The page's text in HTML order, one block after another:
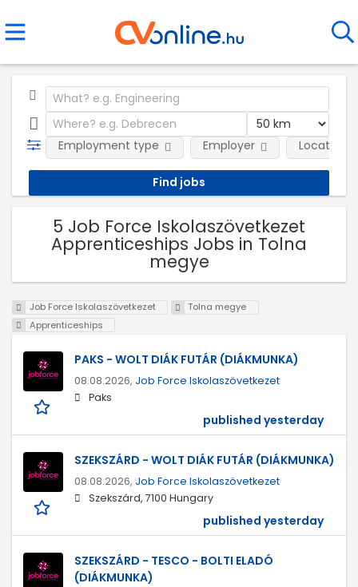
Employment type Employer Location
5 Job Force Iskolaszövetkezet
Apprenticeships Jobs in Tolna
megye
Job Force Iskolaszövetkezet
Tolna megye
Apprenticeships
PAKS - WOLT DIÁK FUTÁR (DIÁKMUNKA)
08.08.2026, Job Force Iskolaszövetkezet
Paks
published yesterday
SZEKSZÁRD - WOLT DIÁK FUTÁR (DIÁKMUNKA)
08.08.2026, Job Force Iskolaszövetkezet
Szekszárd, 7100 Hungary
published yesterday
SZEKSZÁRD - TESCO - BOLTI ELADÓ
(DIÁKMUNKA)